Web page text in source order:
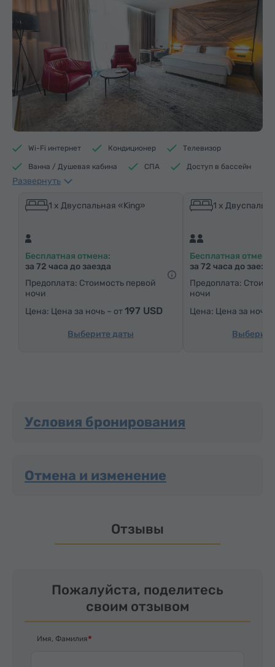
Wi-Fi интернет Кондиционер Телевизор
Ванна / Душевая кабина СПА Доступ в бассейн
Доступ в фитнес центр
Электрический чайник Минибар
Тапочки Отопление
Шкаф/Гардероб Гостиная
Телефон
Будильник Услуга «звонок-будильник»
Кабельные телеканалы Спутниковые телеканалы
Ковровые полы Холодильник
Развернуть
1 x Двуспальная «King»
Бесплатная отмена:
за 72 часа до заезда
Предоплата: Стоимость первой
ночи
Цена за ночь – от 197 USD
Выберите даты
1 x
Бесплатная отмена:
за 72 часа до заезда
Предоплата:
ночи
Цена за ночь
Условия бронирования
Отмена и изменение
Отзывы
Пожалуйста, поделитесь
своим отзывом
Имя, Фамилия